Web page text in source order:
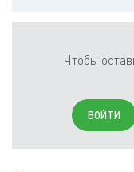
Чтобы
ВОЙТИ